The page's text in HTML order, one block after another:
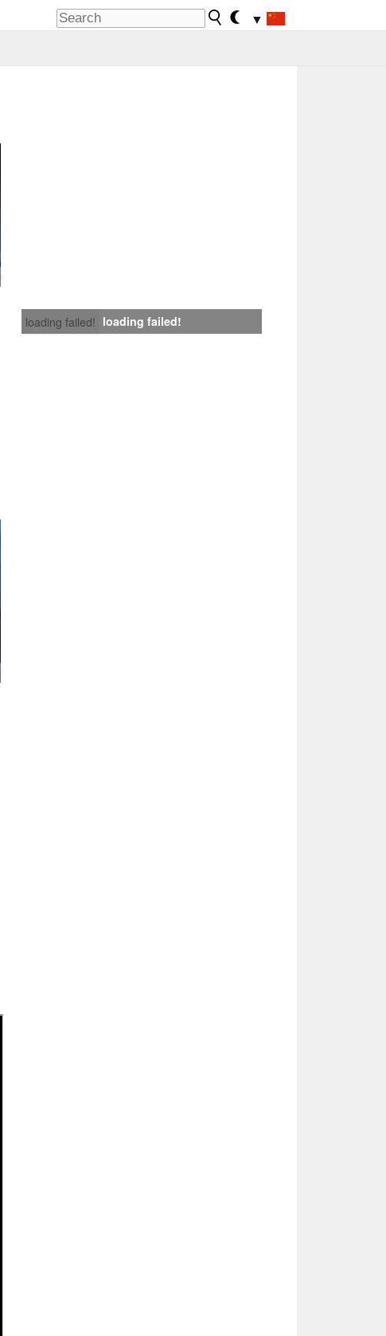
▼
loading failed! loading failed!